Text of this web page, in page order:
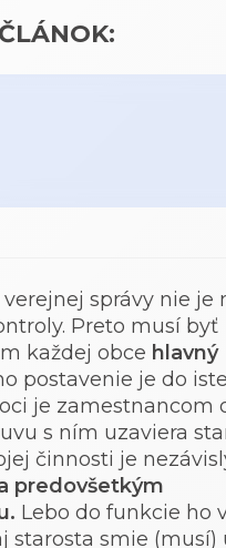
správy nie je
Preto musí byť
každej obce hlavný
postavenie je do
je zamestnancom
s ním uzaviera
činnosti je
predovšetkým
Lebo do funkcie ho
starosta smie (musí)